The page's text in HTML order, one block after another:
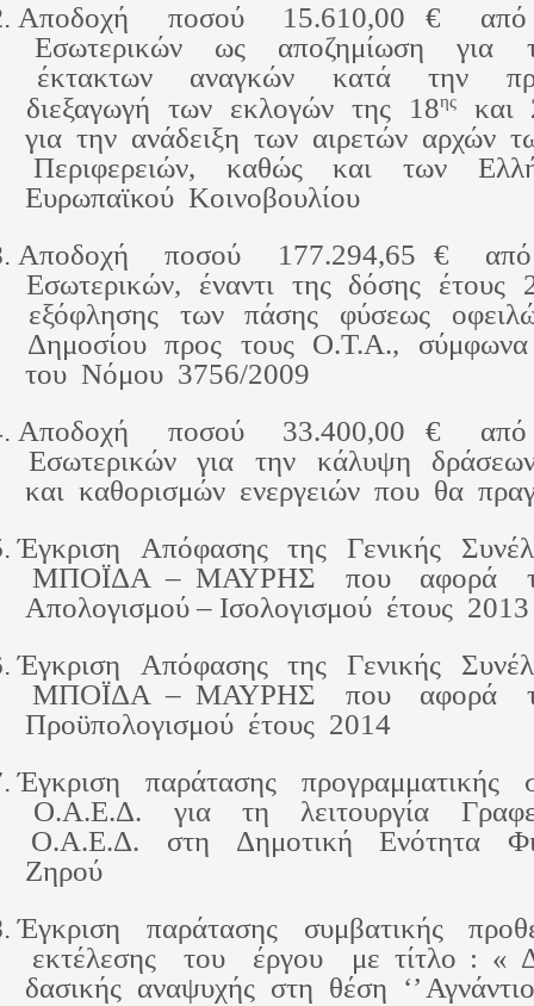
Αποδοχή  ποσού  15.610,00 €  από
Εσωτερικών  ως  αποζημίωση  για
έκτακτων  αναγκών  κατά  την
διεξαγωγή  των  εκλογών  της  18ης
και
για  την  ανάδειξη  των  αιρετών  αρχών
Περιφερειών,  καθώς  και  των
Ευρωπαϊκού  Κοινοβουλίου
Αποδοχή  ποσού  177.294,65 €
Εσωτερικών,  έναντι  της  δόσης  έτους
εξόφλησης  των  πάσης  φύσεως
Δημοσίου  προς  τους  Ο.Τ.Α.,  σύμφωνα
του  Νόμου  3756/2009
Αποδοχή  ποσού  33.400,00 €  από
Εσωτερικών  για  την  κάλυψη
και  καθορισμών  ενεργειών  που  θα
Έγκριση  Απόφασης  της  Γενικής
ΜΠΟΪΔΑ – ΜΑΥΡΗΣ  που  αφορά
Απολογισμού – Ισολογισμού  έτους  2013
Έγκριση  Απόφασης  της  Γενικής
ΜΠΟΪΔΑ – ΜΑΥΡΗΣ  που  αφορά
Προϋπολογισμού  έτους  2014
Έγκριση  παράτασης  προγραμματικής
Ο.Α.Ε.Δ.  για  τη  λειτουργία
Ο.Α.Ε.Δ.  στη  Δημοτική  Ενότητα
Ζηρού
Έγκριση  παράτασης  συμβατικής
εκτέλεσης  του  έργου  με τίτλο : «
δασικής  αναψυχής  στη  θέση  ‘’